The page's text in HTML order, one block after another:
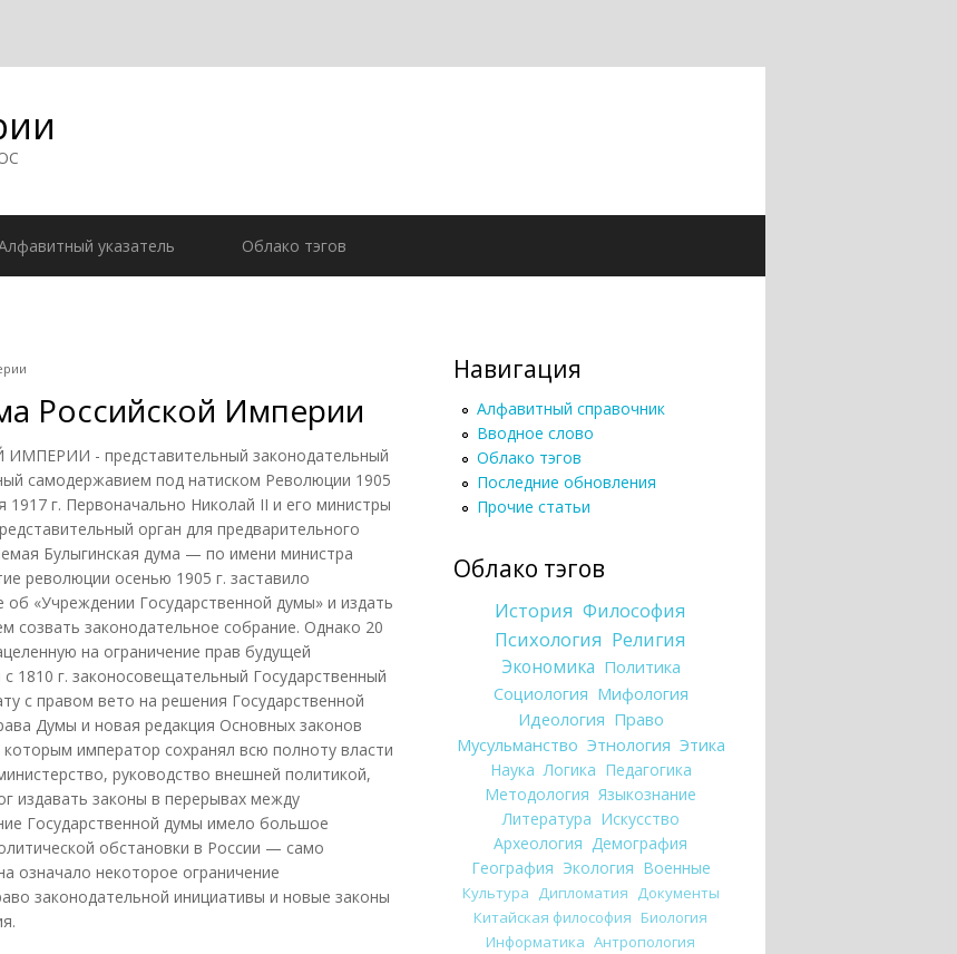
указатель Облако тэгов
Российской Империи
- представительный законодательный
самодержавием под натиском Революции 1905
г. Первоначально Николай II и его министры
орган для предварительного
Булыгинская дума — по имени министра
революции осенью 1905 г. заставило
«Учреждении Государственной думы» и издать
созвать законодательное собрание. Однако 20
на ограничение прав будущей
1810 г. законосовещательный Государственный
с правом вето на решения Государственной
Думы и новая редакция Основных законов
император сохранял всю полноту власти
руководство внешней политикой,
издавать законы в перерывах между
Государственной думы имело большое
обстановки в России — само
означало некоторое ограничение
законодательной инициативы и новые законы
Навигация
Алфавитный справочник
Вводное слово
Облако тэгов
Последние обновления
Прочие статьи
Облако тэгов
История Философия
Психология Религия
Экономика Политика
Социология Мифология
Идеология Право
Мусульманство Этнология Этика
Наука Логика Педагогика
Методология Языкознание
Литература Искусство
Археология Демография
География Экология Военные
Культура Дипломатия Документы
Китайская философия Биология
Информатика Антропология